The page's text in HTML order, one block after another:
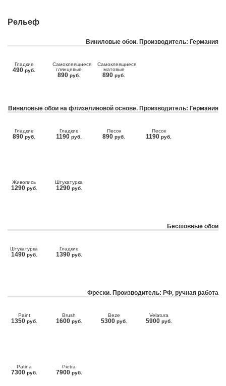
Рельеф
Виниловые обои. Производитель: Германия
Гладкие
490 руб.
Самоклеящиеся
глянцевые
890 руб.
Самоклеящиеся
матовые
890 руб.
Виниловые обои на флизелиновой основе. Производитель: Германия
Гладкие
890 руб.
Гладкие
1190 руб.
Песок
890 руб.
Песок
1190 руб.
Живопись
1290 руб.
Штукатурка
1290 руб.
Бесшовные обои
Штукатурка
1490 руб.
Гладкие
1390 руб.
Фрески. Производитель: РФ, ручная работа
Paint
1350 руб.
Brush
1600 руб.
Beze
5300 руб.
Velatura
5900 руб.
Patina
7300 руб.
Pietra
7900 руб.